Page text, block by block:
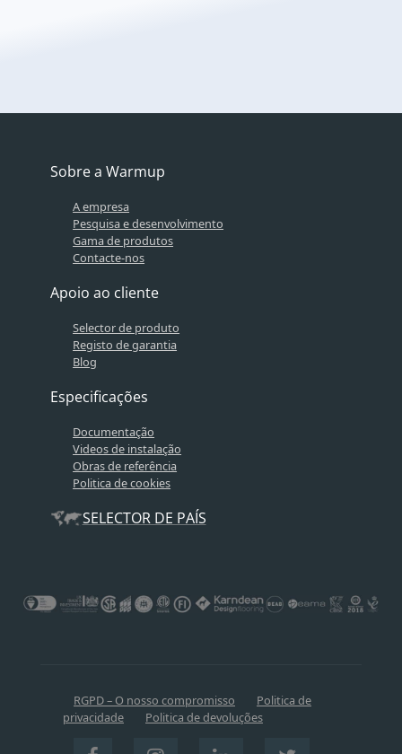
Sobre a Warmup
A empresa
Pesquisa e desenvolvimento
Gama de produtos
Contacte-nos
Apoio ao cliente
Selector de produto
Registo de garantia
Blog
Especificações
Documentação
Videos de instalação
Obras de referência
Politica de cookies
SELECTOR DE PAÍS
RGPD – O nosso compromisso
Politica de
privacidade
Politica de devoluções